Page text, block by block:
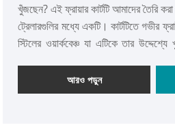
খুঁজছেন? এই ফ্রায়ার কার্টটি আমাদের তৈরি
ট্রেলারগুলির মধ্যে একটি। কার্টটিতে গভীর
স্টিলের ওয়ার্কবেঞ্চ যা এটিকে তার
ট্রেলারে মাউন্ট করা এবং স্টেইনলেস স্টিলে
প্রয়োজনের উপর ভিত্তি করে হতে পারে,
আরও পড়ুন